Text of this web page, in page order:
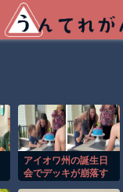
アイオワ州の誕生日
会でデッキが崩落す